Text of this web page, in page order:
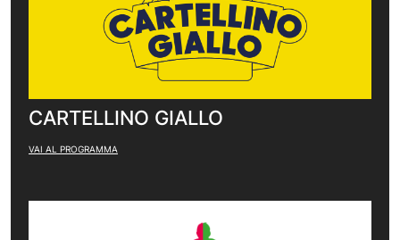
CARTELLINO GIALLO
VAI AL PROGRAMMA